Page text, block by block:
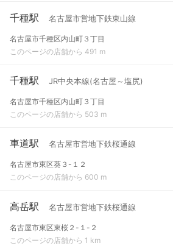
千種駅 名古屋市営地下鉄東山線
名古屋市千種区内山町３丁目
このページの店舗から 491 m
千種駅 JR中央本線(名古屋～塩尻)
名古屋市千種区内山町３丁目
このページの店舗から 503 m
車道駅 名古屋市営地下鉄桜通線
名古屋市東区葵３-１２
このページの店舗から 600 m
高岳駅 名古屋市営地下鉄桜通線
名古屋市東区東桜２-１-２
このページの店舗から 1 km